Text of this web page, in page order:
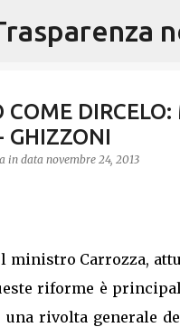
COME
GHIZZONI
in data novembre 24, 2013
ministro Carrozza,
riforme è
una rivolta generale